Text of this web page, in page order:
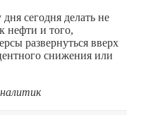
сегодня делать не
нефти и того,
развернуться вверх
снижения или